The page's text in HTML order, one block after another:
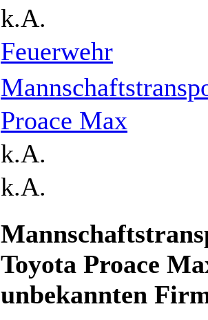
k.A.
Feuerwehr
Proace Max
k.A.
k.A.
Toyota Proace
unbekannten